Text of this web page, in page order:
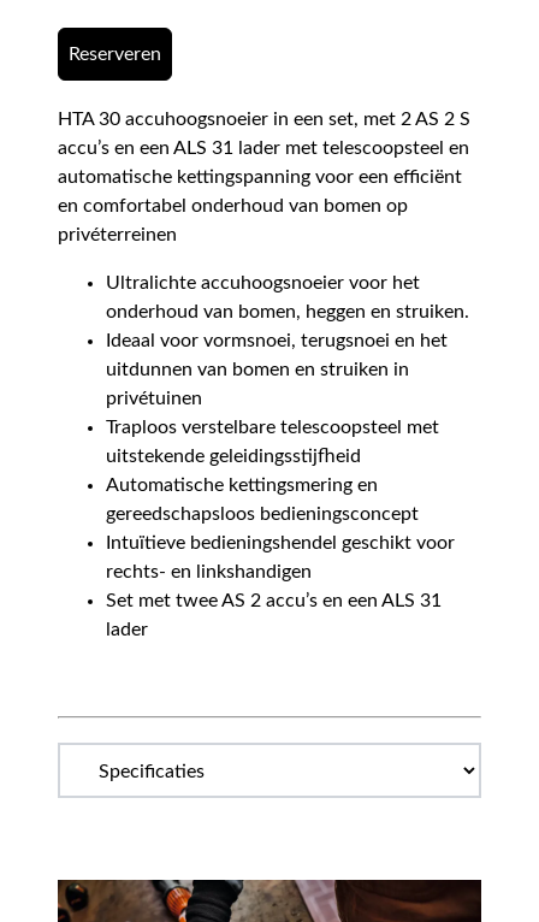
Reserveren
HTA 30 accuhoogsnoeier in een set, met 2 AS 2 S
accu’s en een ALS 31 lader met telescoopsteel en
automatische kettingspanning voor een efficiënt
en comfortabel onderhoud van bomen op
privéterreinen
Ultralichte accuhoogsnoeier voor het
onderhoud van bomen, heggen en struiken.
Ideaal voor vormsnoei, terugsnoei en het
uitdunnen van bomen en struiken in
privétuinen
Traploos verstelbare telescoopsteel met
uitstekende geleidingsstijfheid
Automatische kettingsmering en
gereedschapsloos bedieningsconcept
Intuïtieve bedieningshendel geschikt voor
rechts- en linkshandigen
Set met twee AS 2 accu’s en een ALS 31
lader